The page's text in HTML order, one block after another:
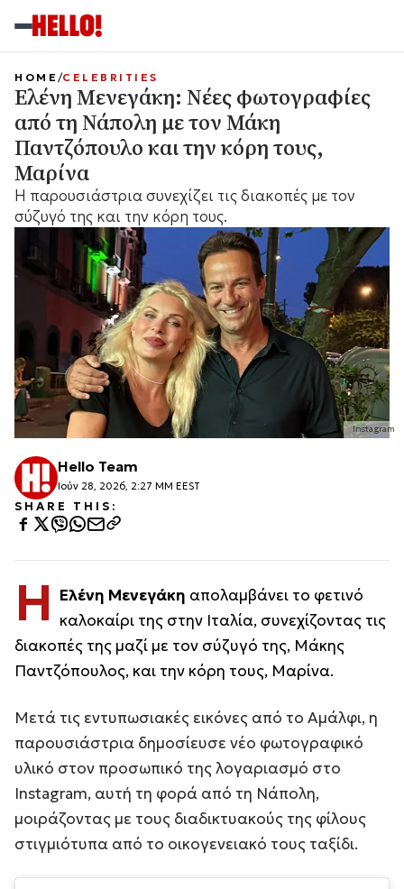
Instagram
HOME CELEBRITIES
Ελένη Μενεγάκη: Νέες φωτογραφίες
από τη Νάπολη με τον Μάκη
Παντζόπουλο και την κόρη τους,
Μαρίνα
Η παρουσιάστρια συνεχίζει τις διακοπές με τον
σύζυγό της και την κόρη τους.
Hello Team
Ιούν 28, 2026, 2:27 ΜΜ EEST
SHARE THIS:
Η Ελένη Μενεγάκη απολαμβάνει το φετινό
καλοκαίρι της στην Ιταλία, συνεχίζοντας τις
διακοπές της μαζί με τον σύζυγό της, Μάκης
Παντζόπουλος, και την κόρη τους, Μαρίνα.
Μετά τις εντυπωσιακές εικόνες από το Αμάλφι, η
παρουσιάστρια δημοσίευσε νέο φωτογραφικό
υλικό στον προσωπικό της λογαριασμό στο
Instagram, αυτή τη φορά από τη Νάπολη,
μοιράζοντας με τους διαδικτυακούς της φίλους
στιγμιότυπα από το οικογενειακό τους ταξίδι.